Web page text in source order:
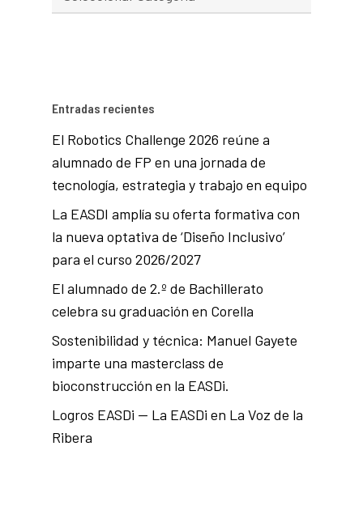
Entradas recientes
El Robotics Challenge 2026 reúne a
alumnado de FP en una jornada de
tecnología, estrategia y trabajo en equipo
La EASDI amplía su oferta formativa con
la nueva optativa de ‘Diseño Inclusivo’
para el curso 2026/2027
El alumnado de 2.º de Bachillerato
celebra su graduación en Corella
Sostenibilidad y técnica: Manuel Gayete
imparte una masterclass de
bioconstrucción en la EASDi.
Logros EASDi — La EASDi en La Voz de la
Ribera